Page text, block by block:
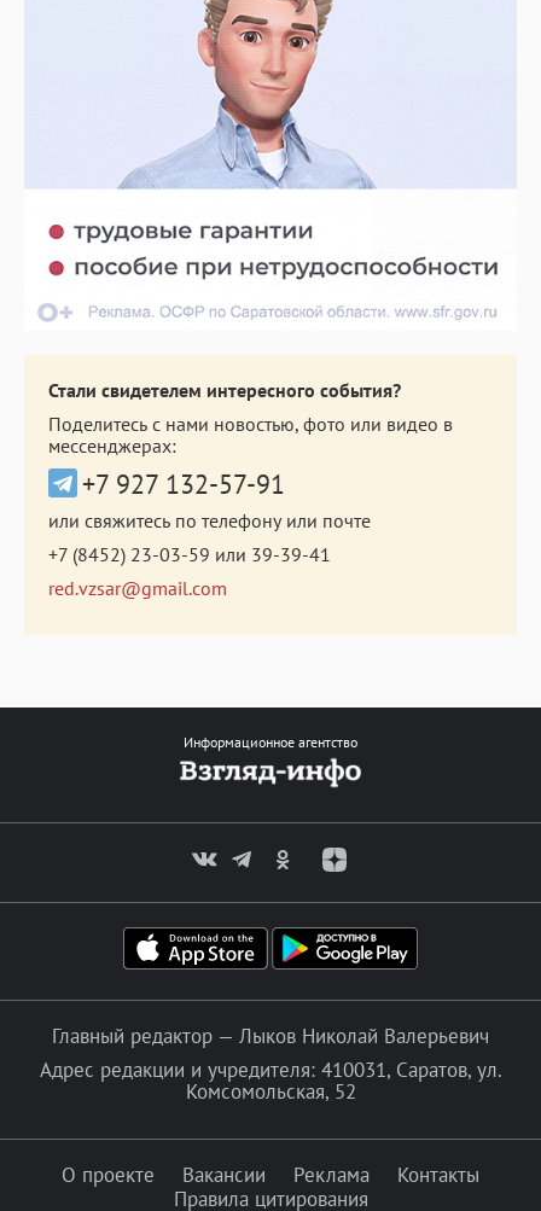
Стали свидетелем интересного события?
Поделитесь с нами новостью, фото или видео в
мессенджерах:
+7 927 132-57-91
или свяжитесь по телефону или почте
+7 (8452) 23-03-59 или 39-39-41
red.vzsar@gmail.com
Информационное агентство
Главный редактор — Лыков Николай Валерьевич
Адрес редакции и учредителя: 410031, Саратов, ул.
Комсомольская, 52
О проекте Вакансии Реклама
Контакты
Правила цитирования